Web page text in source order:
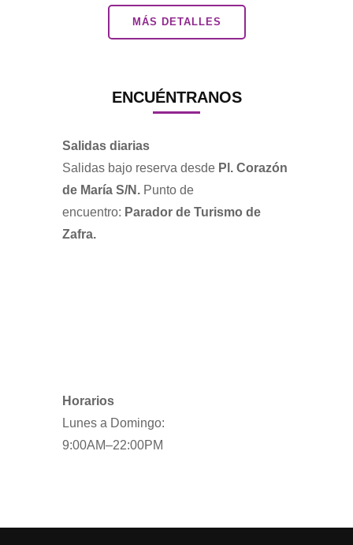
MÁS DETALLES
ENCUÉNTRANOS
Salidas diarias
Salidas bajo reserva desde Pl. Corazón
de María S/N. Punto de
encuentro: Parador de Turismo de
Zafra.
Horarios
Lunes a Domingo:
9:00AM–22:00PM